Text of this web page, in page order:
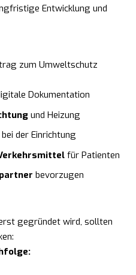
Entwicklung und
zum Umweltschutz
Dokumentation
und Heizung
bei der Einrichtung
für Patienten
bevorzugen
gegründet wird, sollten